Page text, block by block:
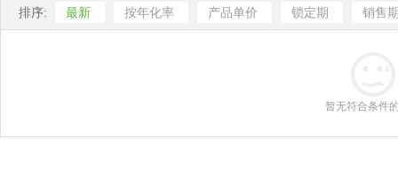
排序: 最新 按年化率 产品单价 锁定期 销售
暂无符合条件